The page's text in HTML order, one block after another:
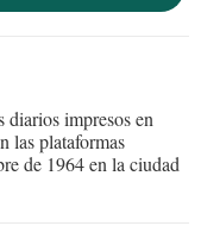
impresos en
las plataformas
de 1964 en la ciudad